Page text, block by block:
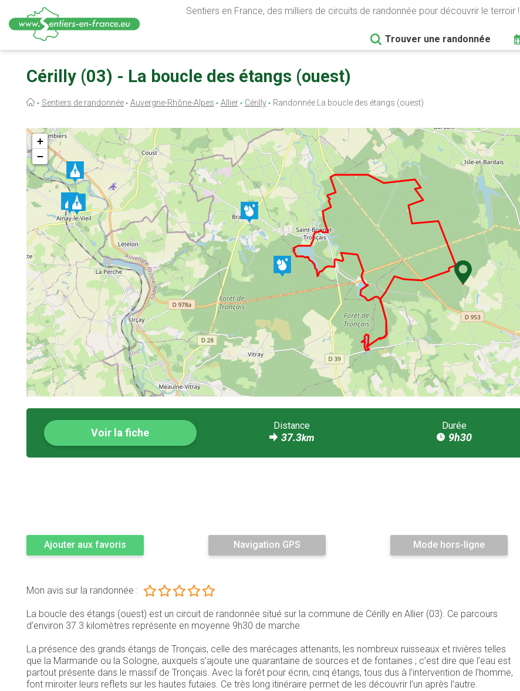
contenu
Sentiers en France, des milliers de circuits de randonnée pour découvrir le terroir !
Trouver une randonnée
Cérilly (03) - La boucle des étangs (ouest)
Fil
Sentiers de randonnée Auvergne-Rhône-Alpes Allier Cérilly Randonnée La boucle des étangs (ouest)
+
−
Voir la fiche
Distance
37.3km
Durée
9h30
Ajouter aux favoris Navigation GPS Mode hors-ligne
Mon avis sur la randonnée :
La boucle des étangs (ouest) est un circuit de randonnée situé sur la commune de Cérilly en Allier (03). Ce parcours
d’environ 37.3 kilomètres représente en moyenne 9h30 de marche.
La présence des grands étangs de Tronçais, celle des marécages attenants, les nombreux ruisseaux et rivières telles
que la Marmande ou la Sologne, auxquels s’ajoute une quarantaine de sources et de fontaines ; c’est dire que l’eau est
partout présente dans le massif de Tronçais. Avec la forêt pour écrin, cinq étangs, tous dus à l’intervention de l’homme,
font miroiter leurs reflets sur les hautes futaies. Ce très long itinéraire permet de les découvrir l’un après l’autre.